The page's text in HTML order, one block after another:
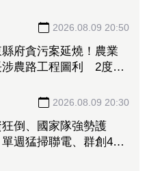
升毛利率 2026.08.09 20:50
縣府貪污案延燒！農業
涉農路工程圖利 2度交
2026.08.09 20:30
倒、國家隊強勢護
週猛掃聯電、群創4萬